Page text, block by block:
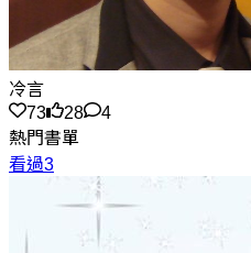
冷言
73
28
4
熱門書單
看過3